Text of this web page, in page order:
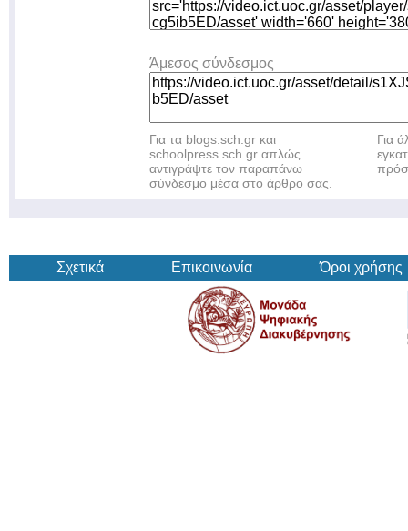
Άμεσος σύνδεσμος
Για τα blogs.sch.gr και
schoolpress.sch.gr απλώς
αντιγράψτε τον παραπάνω
σύνδεσμο μέσα στο άρθρο σας.
Για
Σχετικά Επικοινωνία Όροι χρήσης